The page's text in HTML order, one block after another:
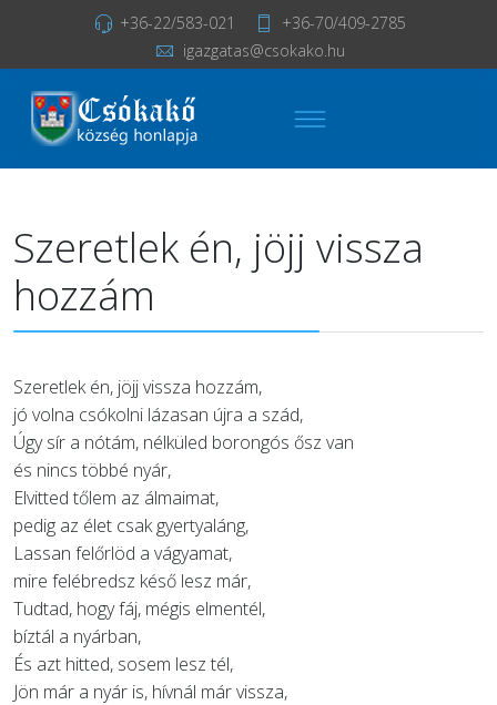
+36-22/583-021
+36-70/409-2785
igazgatas@csokako.hu
Szeretlek én, jöjj vissza
hozzám
Szeretlek én, jöjj vissza hozzám,
jó volna csókolni lázasan újra a szád,
Úgy sír a nótám, nélküled borongós ősz van
és nincs többé nyár,
Elvitted tőlem az álmaimat,
pedig az élet csak gyertyaláng,
Lassan felőrlöd a vágyamat,
mire felébredsz késő lesz már,
Tudtad, hogy fáj, mégis elmentél,
bíztál a nyárban,
És azt hitted, sosem lesz tél,
Jön már a nyár is, hívnál már vissza,